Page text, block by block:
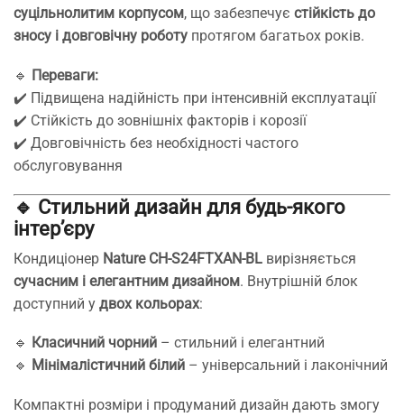
суцільнолитим корпусом, що забезпечує стійкість до
зносу і довговічну роботу протягом багатьох років.
🔹 Переваги:
✔️ Підвищена надійність при інтенсивній експлуатації
✔️ Стійкість до зовнішніх факторів і корозії
✔️ Довговічність без необхідності частого
обслуговування
🔹 Стильний дизайн для будь-якого
інтер’єру
Кондиціонер Nature CH-S24FTXAN-BL вирізняється
сучасним і елегантним дизайном. Внутрішній блок
доступний у двох кольорах:
🔹 Класичний чорний – стильний і елегантний
🔹 Мінімалістичний білий – універсальний і лаконічний
Компактні розміри і продуманий дизайн дають змогу